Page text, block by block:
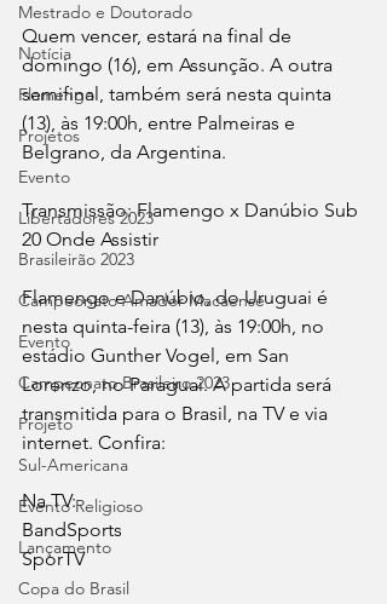
Mestrado e Doutorado
Notícia
Flamengo
Projetos
Evento
Libertadores 2023
Brasileirão 2023
Campeonato Amador Macaense
Evento
Campeonato Brasileiro.2023
Projeto
Sul-Americana
Evento Religioso
Lançamento
Copa do Brasil
Quem vencer, estará na final de
domingo (16), em Assunção. A outra
semifinal, também será nesta quinta
(13), às 19:00h, entre Palmeiras e
Belgrano, da Argentina.
Transmissão: Flamengo x Danúbio Sub
20 Onde Assistir
Flamengo e Danúbio, do Uruguai é
nesta quinta-feira (13), às 19:00h, no
estádio Gunther Vogel, em San
Lorenzo, no Paraguai. A partida será
transmitida para o Brasil, na TV e via
internet. Confira:
Na TV:
BandSports
SporTV